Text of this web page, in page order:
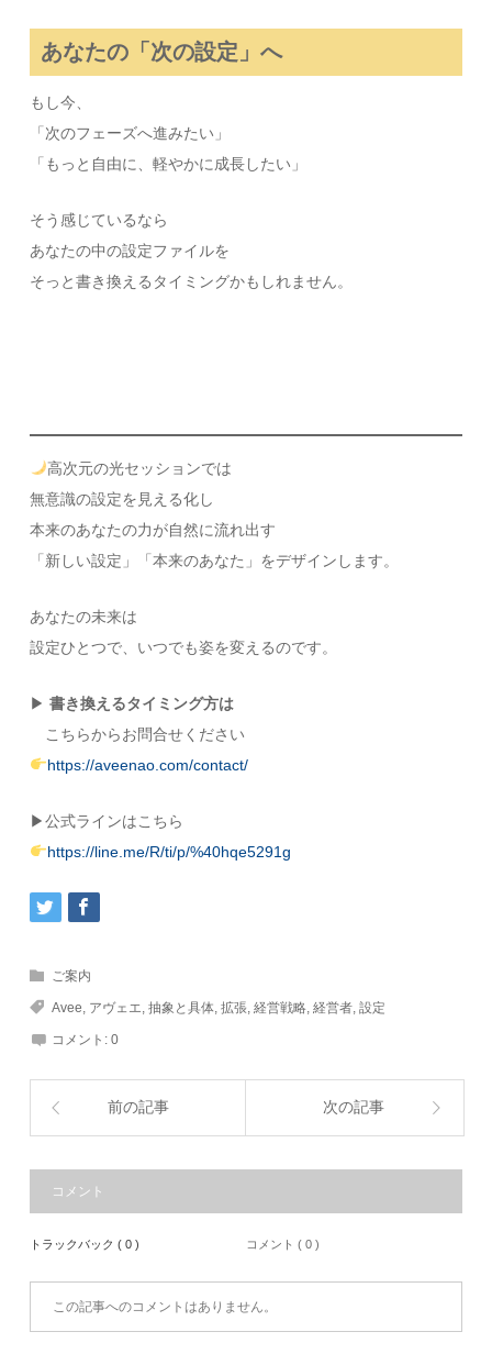
あなたの「次の設定」へ
もし今、
「次のフェーズへ進みたい」
「もっと自由に、軽やかに成長したい」
そう感じているなら
あなたの中の設定ファイルを
そっと書き換えるタイミングかもしれません。
高次元の光セッションでは
無意識の設定を見える化し
本来のあなたの力が自然に流れ出す
「新しい設定」「本来のあなた」をデザインします。
あなたの未来は
設定ひとつで、いつでも姿を変えるのです。
▶書き換えるタイミング方は
こちらからお問合せください
https://aveenao.com/contact/
▶公式ラインはこちら
https://line.me/R/ti/p/%40hqe5291g
ご案内
Avee アヴェエ ,抽象と具体 ,拡張 ,経営戦略 ,経営者 ,設定
コメント:0
前の記事 次の記事
コメント
トラックバック ( 0 ) コメント ( 0 )
この記事へのコメントはありません。